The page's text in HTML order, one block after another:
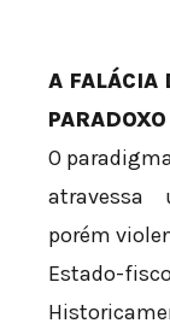
A FALÁCIA
O
atravessa
porém
Estado-